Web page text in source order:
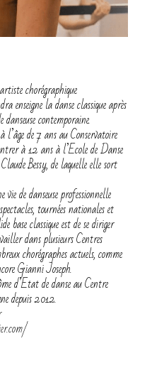
chorégraphique
enseigne la danse classique après
contemporaine.
de 7 ans au Conservatoire
à 12 ans à l’Ecole de Danse
Bessy, de laquelle elle sort
de danseuse professionnelle
tournées nationales et
base classique est de se diriger
dans plusieurs Centres
chorégraphes actuels, comme
Gianni Joseph.
d’Etat de danse au Centre
depuis 2012.